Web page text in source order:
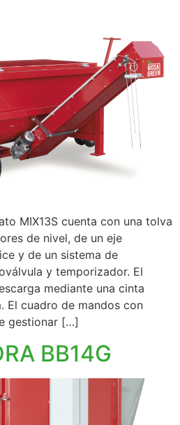
MIX13S cuenta con una tolva
de nivel, de un eje
y de un sistema de
y temporizador. El
mediante una cinta
El cuadro de mandos con
gestionar […]
BB14G